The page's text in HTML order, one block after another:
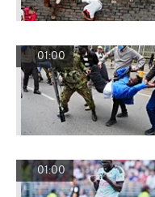
01:00
01:00